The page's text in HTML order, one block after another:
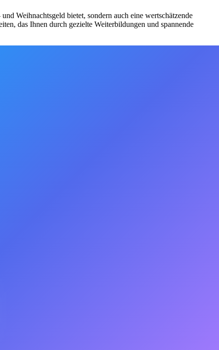
Weihnachtsgeld bietet, sondern auch eine wertschätzende
das Ihnen durch gezielte Weiterbildungen und spannende